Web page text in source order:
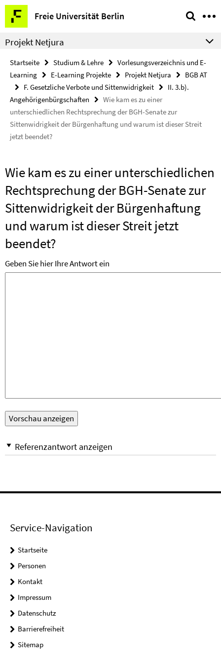
Springe
direkt
zu
Inhalt
Freie Universität Berlin
Service-
Navigation
Projekt Netjura
Startseite Studium & Lehre
Vorlesungsverzeichnis und E-
Learning
E-Learning Projekte Projekt Netjura
BGB AT
F. Gesetzliche Verbote und Sittenwidrigkeit
II. 3.b).
Angehörigenbürgschaften
Wie kam es zu einer
unterschiedlichen Rechtsprechung der BGH-Senate zur
Sittenwidrigkeit der Bürgenhaftung und warum ist dieser Streit
jetzt beendet?
Wie kam es zu einer unterschiedlichen
Rechtsprechung der BGH-Senate zur
Sittenwidrigkeit der Bürgenhaftung
und warum ist dieser Streit jetzt
beendet?
Geben Sie hier Ihre Antwort ein
Referenzantwort anzeigen
Service-Navigation
Startseite
Personen
Kontakt
Impressum
Datenschutz
Barrierefreiheit
Sitemap